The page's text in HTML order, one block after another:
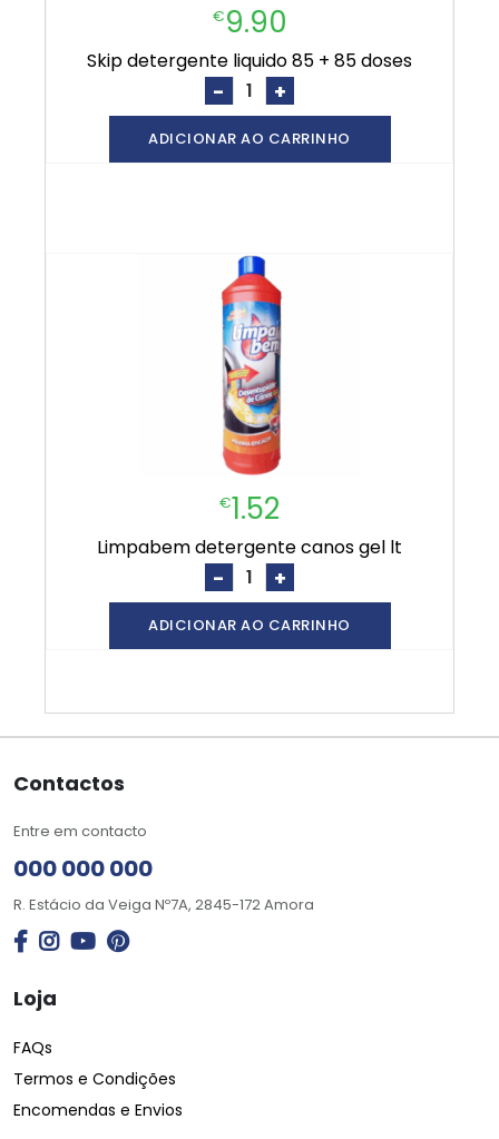
€9.90
skip detergente liquido 85 + 85 doses
- +
ADICIONAR AO CARRINHO
€1.52
limpabem detergente canos gel lt
- +
ADICIONAR AO CARRINHO
Contactos
Entre em contacto
000 000 000
R. Estácio da Veiga Nº7A, 2845-172 Amora
Loja
FAQs
Termos e Condições
Encomendas e Envios